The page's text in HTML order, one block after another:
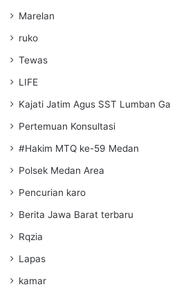
Marelan
ruko
Tewas
LIFE
Kajati Jatim Agus SST Lumban
Pertemuan Konsultasi
#Hakim MTQ ke-59 Medan
Polsek Medan Area
Pencurian karo
Berita Jawa Barat terbaru
Rqzia
Lapas
kamar